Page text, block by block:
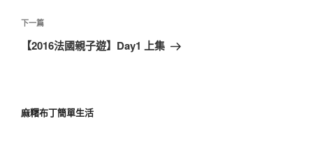
覽
章
下
一
下一篇
【2016法國親子遊】Day1 上集
麻糬布丁簡單生活